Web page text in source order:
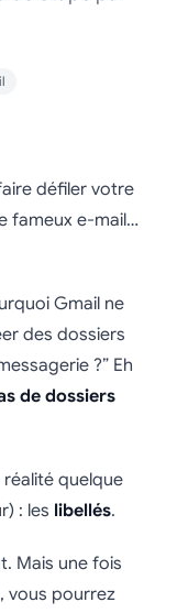
des
e-
défiler votre
fameux e-mail…
Gmail ne
des dossiers
?” Eh
de dossiers
réalité quelque
: les libellés.
Mais une fois
vous pourrez